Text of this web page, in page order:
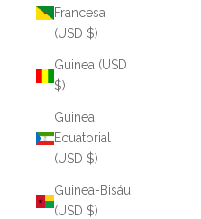
Francesa
(USD $)
Guinea (USD
$)
Guinea
Ecuatorial
(USD $)
Guinea-Bisáu
(USD $)